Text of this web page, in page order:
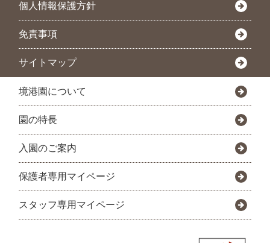
個人情報保護方針
免責事項
サイトマップ
境港園について
園の特長
入園のご案内
保護者専用マイページ
スタッフ専用マイページ